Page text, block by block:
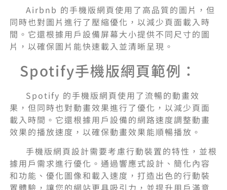
Airbnb 的手機版網頁使用了高品質的圖片，但
同時也對圖片進行了壓縮優化，以減少頁面載入時
間。它還根據用戶設備屏幕大小提供不同尺寸的圖
片，以確保圖片能快速載入並清晰呈現。
Spotify手機版網頁範例：
Spotify 的手機版網頁使用了流暢的動畫效
果，但同時也對動畫效果進行了優化，以減少頁面
載入時間。它還根據用戶設備的網路速度調整動畫
效果的播放速度，以確保動畫效果能順暢播放。
手機版網頁設計需要考慮行動裝置的特性，並根
據用戶需求進行優化。通過響應式設計、簡化內容
和功能、優化圖像和載入速度，打造出色的行動裝
置體驗，讓您的網站更具吸引力，並提升用戶滿意